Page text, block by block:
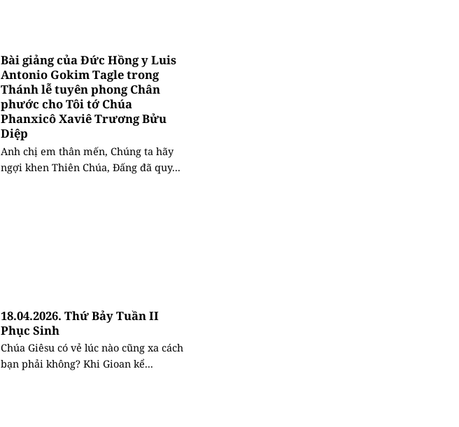
Bài giảng của Đức Hồng y Luis
Antonio Gokim Tagle trong
Thánh lễ tuyên phong Chân
phước cho Tôi tớ Chúa
Phanxicô Xaviê Trương Bửu
Diệp
Anh chị em thân mến, Chúng ta hãy
ngợi khen Thiên Chúa, Đấng đã quy...
18.04.2026. Thứ Bảy Tuần II
Phục Sinh
Chúa Giêsu có vẻ lúc nào cũng xa cách
bạn phải không? Khi Gioan kể...